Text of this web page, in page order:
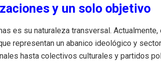
y un solo objetivo
es su naturaleza transversal. Actualmente,
representan un abanico ideológico y
hasta colectivos culturales y partidos